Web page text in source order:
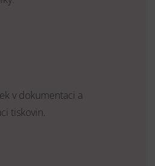
v dokumentaci a
tiskovin.